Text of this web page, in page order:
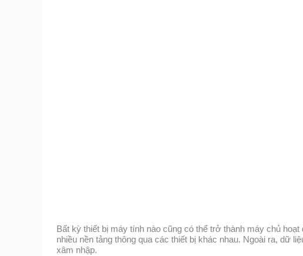
Bất kỳ thiết bị máy tính nào cũng có thể trở thành máy chủ
nhiều nền tảng thông qua các thiết bị khác nhau. Ngoài ra, dữ
xâm nhập.